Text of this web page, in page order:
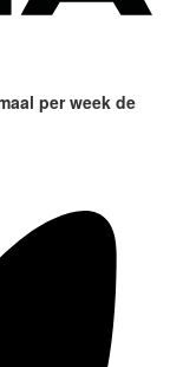
per week de